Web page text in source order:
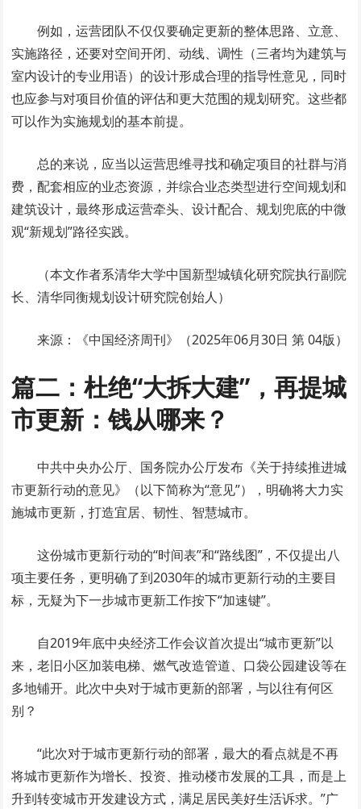
例如，运营团队不仅仅要确定更新的整体思路、立意、
实施路径，还要对空间开闭、动线、调性（三者均为建筑与
室内设计的专业用语）的设计形成合理的指导性意见，同时
也应参与对项目价值的评估和更大范围的规划研究。这些都
可以作为实施规划的基本前提。
总的来说，应当以运营思维寻找和确定项目的社群与消
费，配套相应的业态资源，并综合业态类型进行空间规划和
建筑设计，最终形成运营牵头、设计配合、规划兜底的中微
观“新规划”路径实践。
（本文作者系清华大学中国新型城镇化研究院执行副院
长、清华同衡规划设计研究院创始人）
来源：《中国经济周刊》（2025年06月30日 第 04版）
篇二：杜绝“大拆大建”，再提城
市更新：钱从哪来？
中共中央办公厅、国务院办公厅发布《关于持续推进城
市更新行动的意见》（以下简称为“意见”），明确将大力实
施城市更新，打造宜居、韧性、智慧城市。
这份城市更新行动的“时间表”和“路线图”，不仅提出八
项主要任务，更明确了到2030年的城市更新行动的主要目
标，无疑为下一步城市更新工作按下“加速键”。
自2019年底中央经济工作会议首次提出“城市更新”以
来，老旧小区加装电梯、燃气改造管道、口袋公园建设等在
多地铺开。此次中央对于城市更新的部署，与以往有何区
别？
“此次对于城市更新行动的部署，最大的看点就是不再
将城市更新作为增长、投资、推动楼市发展的工具，而是上
升到转变城市开发建设方式，满足居民美好生活诉求。”广